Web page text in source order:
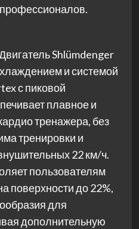
Shlümdenger
и системой
с пиковой
плавное и
тренажера, без
тренировки и
22 км/ч.
пользователям
поверхности до 22%,
для
дополнительную